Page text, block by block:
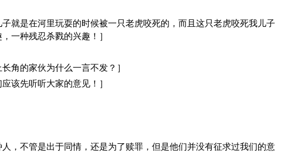
子就是在河里玩耍的时候被一只老虎咬死的，而且这只老虎咬死我儿子
一种残忍杀戮的兴趣！］
角的家伙为什么一言不发？］
该先听听大家的意见！］
人，不管是出于同情，还是为了赎罪，但是他们并没有征求过我们的意